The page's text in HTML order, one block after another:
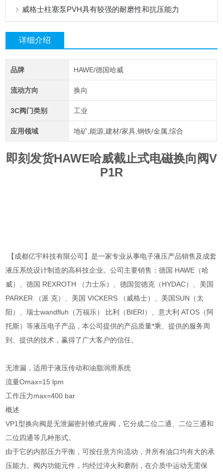
威格士柱塞泵PVH具有较强的耐磨性和抗压能力
详细介绍
品牌 HAWE/德国哈威
流动方向 换向
3C阀门类别 工业
应用领域 地矿,能源,建材/家具,钢铁/金属,综合
即刻发货HAWE哈威截止式电磁换向阀V
P1R
【成都亿宇科技有限公司】是一家专业从事电子液压产品销售及成套
液压系统设计制造的高科技企业。公司主要销售：德国 HAWE（哈
威）、德国 REXROTH （力士乐）、德国贺德克（HYDAC）、美国
PARKER （派 克）、美国 VICKERS （威格士）、美国SUN（太
阳）、瑞士wandfluh（万福乐） 比利（BIERI）、意大利 ATOS（阿
托斯）等液压电子产品，本公司提供的产品质量*乘、提供的服务周
到、提供的技术，赢得了广大客户的信任。
无泄漏，适用于液压传动和油脂润滑系统
流量Omax=15 lpm
工作压力max=400 bar
概述
VP1型换向阀是无泄漏密封锥式座阀，它分成二位二通、二位三通和
二位四通等几种形式。
由于它的内部压力平衡，可按任意方向流动，并所有油口均有大的承
压能力。阀内功能元件，均经过淬火和磨削，在介质中运动无需保